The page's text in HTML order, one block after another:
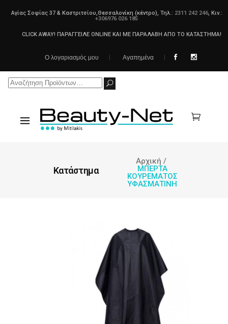
Αγίας Σοφίας 37 & Καστριτσίου,Θεσσαλονίκη (κέντρο), Τηλ.: 2311 242 246, Κιν.:
+306976 026 185
CLICK AWAY! ΠΑΡΑΓΓΕΙΛΕ ONLINE ΚΑΙ ΜΕ ΠΑΡΑΛΑΒΗ ΑΠΟ ΤΟ ΚΑΤΑΣΤΗΜΑ!
Ο λογαριασμός μου Αγαπημένα
Search
Κατάστημα
Αρχική /
ΜΠΕΡΤΑ
ΚΟΥΡΕΜΑΤΟΣ
ΥΦΑΣΜΑΤΙΝΗ